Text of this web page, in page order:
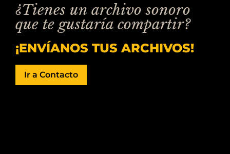
¿Tienes un archivo sonoro
que te gustaría compartir?
¡ENVÍANOS TUS ARCHIVOS!
Ir a Contacto